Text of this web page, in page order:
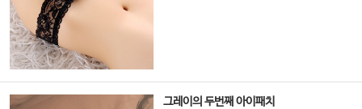
그레이의 두번째 아이패치